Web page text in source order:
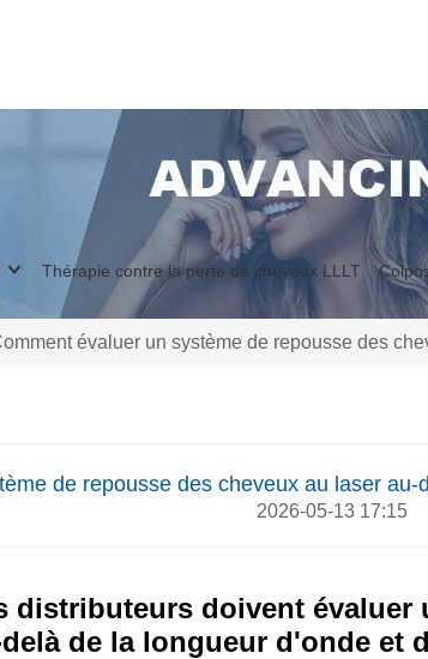
Thérapie contre la perte de cheveux LLLT
évaluer un système de repousse des
de repousse des cheveux au laser
2026-05-13 17:15
distributeurs doivent évaluer
de la longueur d'onde et